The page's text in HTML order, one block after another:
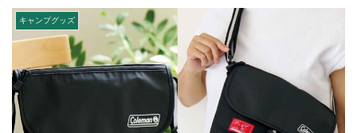
キャンプグッズ